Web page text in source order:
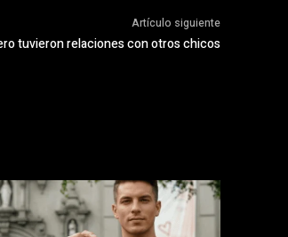
Artículo siguiente
tuvieron relaciones con otros chicos